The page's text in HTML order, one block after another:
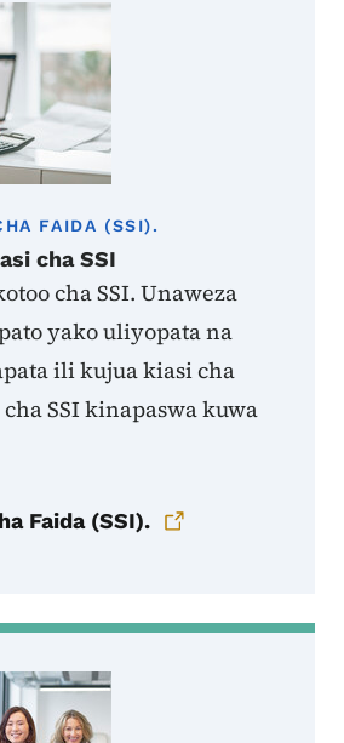
FAIDA (SSI).
cha SSI
cha SSI. Unaweza
yako uliyopata na
ili kujua kiasi cha
SSI kinapaswa kuwa
Faida (SSI).